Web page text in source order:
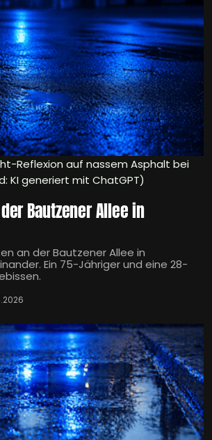
Reflexion auf nassem Asphalt bei
KI generiert mit ChatGPT)
Bautzener Allee in
an der Bautzener Allee in
Ein 75-Jähriger und eine 28-